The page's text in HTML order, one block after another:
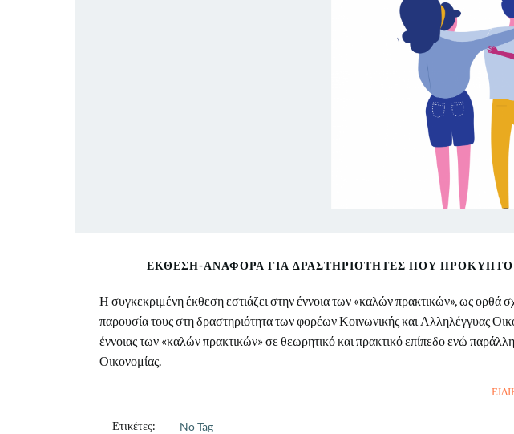
ΈΚΘΕΣΗ-ΑΝΑΦΟΡΆ ΓΙΑ ΔΡΑΣΤΗΡΙΌΤΗΤΕΣ ΠΟΥ
Η συγκεκριμένη έκθεση εστιάζει στην έννοια των «καλών πρακτικών», ως
παρουσία τους στη δραστηριότητα των φορέων Κοινωνικής και Αλληλέγγυας
έννοιας των «καλών πρακτικών» σε θεωρητικό και πρακτικό επίπεδο ενώ
Οικονομίας.
Ετικέτες: No Tag